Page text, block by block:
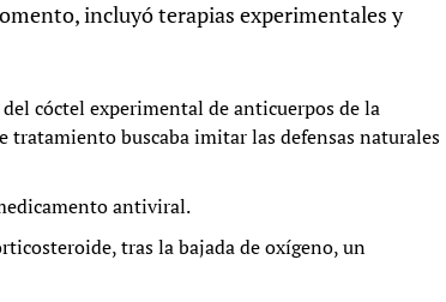
incluyó terapias experimentales y
cóctel experimental de anticuerpos de la
tratamiento buscaba imitar las defensas naturales
antiviral.
tras la bajada de oxígeno, un